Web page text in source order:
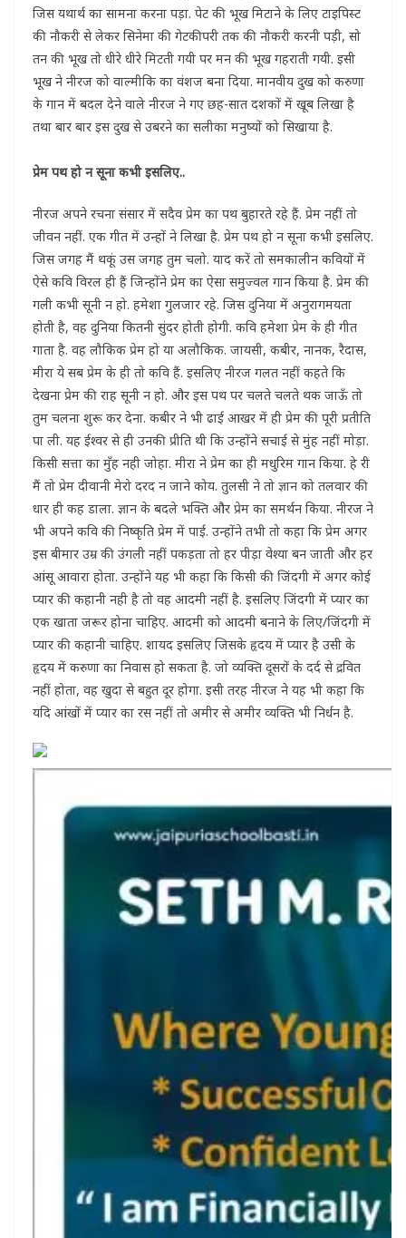
जिस यथार्थ का सामना करना पड़ा. पेट की भूख मिटाने के लिए टाइपिस्ट
की नौकरी से लेकर सिनेमा की गेटकीपरी तक की नौकरी करनी पड़ी, सो
तन की भूख तो धीरे धीरे मिटती गयी पर मन की भूख गहराती गयी. इसी
भूख ने नीरज को वाल्मीकि का वंशज बना दिया. मानवीय दुख को करुणा
के गान में बदल देने वाले नीरज ने गए छह-सात दशकों में खूब लिखा है
तथा बार बार इस दुख से उबरने का सलीका मनुष्यों को सिखाया है.
प्रेम पथ हो न सूना कभी इसलिए..
नीरज अपने रचना संसार में सदैव प्रेम का पथ बुहारते रहे हैं. प्रेम नहीं तो
जीवन नहीं. एक गीत में उन्हों ने लिखा है. प्रेम पथ हो न सूना कभी इसलिए.
जिस जगह मैं थकूं उस जगह तुम चलो. याद करें तो समकालीन कवियों में
ऐसे कवि विरल ही हैं जिन्होंने प्रेम का ऐसा समुज्वल गान किया है. प्रेम की
गली कभी सूनी न हो. हमेशा गुलजार रहे. जिस दुनिया में अनुरागमयता
होती है, वह दुनिया कितनी सुंदर होती होगी. कवि हमेशा प्रेम के ही गीत
गाता है. वह लौकिक प्रेम हो या अलौकिक. जायसी, कबीर, नानक, रैदास,
मीरा ये सब प्रेम के ही तो कवि हैं. इसलिए नीरज गलत नहीं कहते कि
देखना प्रेम की राह सूनी न हो. और इस पथ पर चलते चलते थक जाऊँ तो
तुम चलना शुरू कर देना. कबीर ने भी ढाई आखर में ही प्रेम की पूरी प्रतीति
पा ली. यह ईश्वर से ही उनकी प्रीति थी कि उन्होंने सचाई से मुंह नहीं मोड़ा.
किसी सत्ता का मुँह नही जोहा. मीरा ने प्रेम का ही मधुरिम गान किया. हे री
मैं तो प्रेम दीवानी मेरो दरद न जाने कोय. तुलसी ने तो ज्ञान को तलवार की
धार ही कह डाला. ज्ञान के बदले भक्ति और प्रेम का समर्थन किया. नीरज ने
भी अपने कवि की निष्कृति प्रेम में पाई. उन्होंने तभी तो कहा कि प्रेम अगर
इस बीमार उम्र की उंगली नहीं पकड़ता तो हर पीड़ा वेश्या बन जाती और हर
आंसू आवारा होता. उन्होंने यह भी कहा कि किसी की जिंदगी में अगर कोई
प्यार की कहानी नही है तो वह आदमी नहीं है. इसलिए जिंदगी में प्यार का
एक खाता जरूर होना चाहिए. आदमी को आदमी बनाने के लिए/जिंदगी में
प्यार की कहानी चाहिए. शायद इसलिए जिसके हृदय में प्यार है उसी के
हृदय में करुणा का निवास हो सकता है. जो व्यक्ति दूसरों के दर्द से द्रवित
नहीं होता, वह खुदा से बहुत दूर होगा. इसी तरह नीरज ने यह भी कहा कि
यदि आंखों में प्यार का रस नहीं तो अमीर से अमीर व्यक्ति भी निर्धन है.